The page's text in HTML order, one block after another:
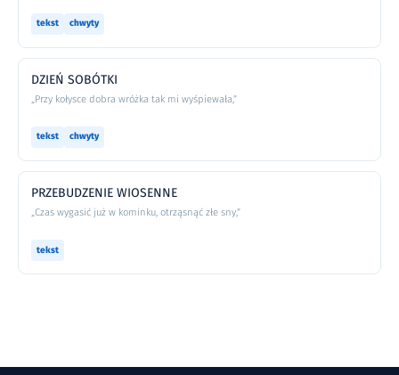
tekst chwyty
DZIEŃ SOBÓTKI
„Przy kołysce dobra wróżka tak mi wyśpiewała,”
tekst chwyty
PRZEBUDZENIE WIOSENNE
„Czas wygasić już w kominku, otrząsnąć złe sny,”
tekst